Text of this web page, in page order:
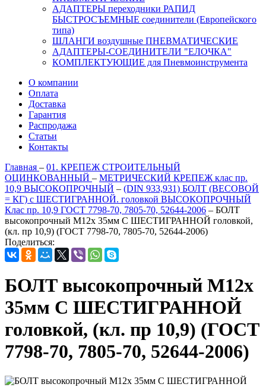
АДАПТЕРЫ переходники РАПИД
БЫСТРОСЪЕМНЫЕ соединители (Европейского
типа)
ШЛАНГИ воздушные ПНЕВМАТИЧЕСКИЕ
АДАПТЕРЫ-СОЕДИНИТЕЛИ "ЕЛОЧКА"
КОМПЛЕКТУЮЩИЕ для Пневмоинструмента
О компании
Оплата
Доставка
Гарантия
Распродажа
Статьи
Контакты
Главная – 01. КРЕПЕЖ СТРОИТЕЛЬНЫЙ
ОЦИНКОВАННЫЙ – МЕТРИЧЕСКИЙ КРЕПЕЖ клас пр.
10,9 ВЫСОКОПРОЧНЫЙ – (DIN 933,931) БОЛТ (ВЕСОВОЙ
= КГ) с ШЕСТИГРАННОЙ. головкой ВЫСОКОПРОЧНЫЙ
Клас пр. 10,9 ГОСТ 7798-70, 7805-70, 52644-2006 – БОЛТ
высокопрочный М12х 35мм С ШЕСТИГРАННОЙ головкой,
(кл. пр 10,9) (ГОСТ 7798-70, 7805-70, 52644-2006)
Поделиться:
БОЛТ высокопрочный М12х
35мм С ШЕСТИГРАННОЙ
головкой, (кл. пр 10,9) (ГОСТ
7798-70, 7805-70, 52644-2006)